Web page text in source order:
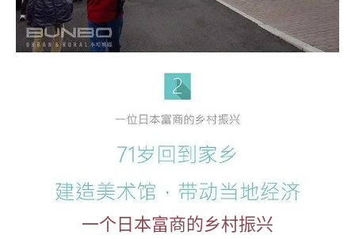
一个日本富商的乡村振兴